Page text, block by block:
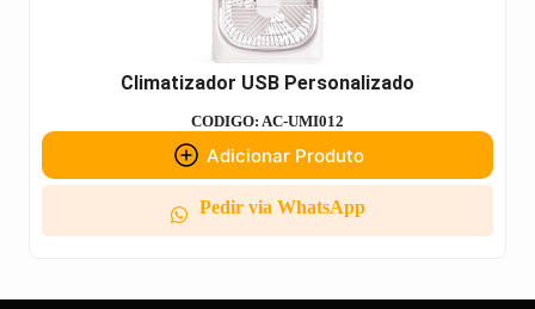
Climatizador USB Personalizado
CODIGO: AC-UMI012
Adicionar Produto
Pedir via WhatsApp